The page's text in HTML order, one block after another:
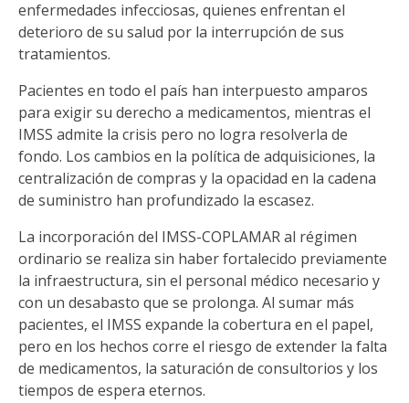
enfermedades infecciosas, quienes enfrentan el
deterioro de su salud por la interrupción de sus
tratamientos.
Pacientes en todo el país han interpuesto amparos
para exigir su derecho a medicamentos, mientras el
IMSS admite la crisis pero no logra resolverla de
fondo. Los cambios en la política de adquisiciones, la
centralización de compras y la opacidad en la cadena
de suministro han profundizado la escasez.
La incorporación del IMSS-COPLAMAR al régimen
ordinario se realiza sin haber fortalecido previamente
la infraestructura, sin el personal médico necesario y
con un desabasto que se prolonga. Al sumar más
pacientes, el IMSS expande la cobertura en el papel,
pero en los hechos corre el riesgo de extender la falta
de medicamentos, la saturación de consultorios y los
tiempos de espera eternos.